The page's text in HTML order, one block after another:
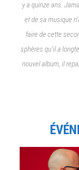
y a quinze ans.
et de sa musique
faire de cette
sphères qu’il a
nouvel album, il